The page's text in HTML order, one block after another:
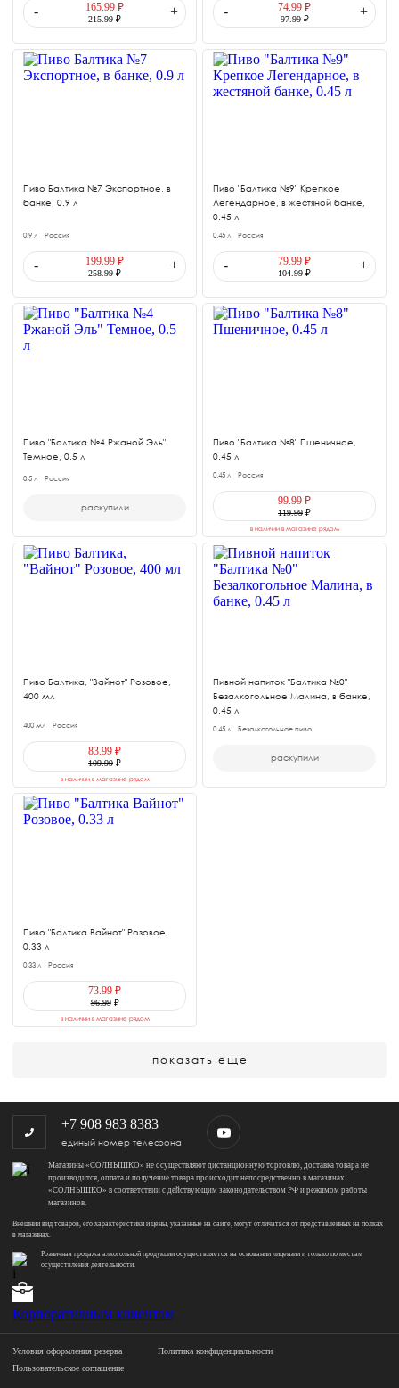
- 165.99 ₽
215.99 ₽
+ - 74.99 ₽
97.99₽
+
Пиво Балтика №7 Экспортное, в
банке, 0.9 л
0.9 л Россия
- 199.99 ₽
258.99 ₽
+
Пиво "Балтика №9" Крепкое
Легендарное, в жестяной банке,
0.45 л
0.45 л Россия
- 79.99 ₽
104.99 ₽
+
Пиво "Балтика №4 Ржаной Эль"
Темное, 0.5 л
0.5 л Россия
раскупили
Пиво "Балтика №8" Пшеничное,
0.45 л
0.45 л Россия
99.99 ₽
119.99 ₽
в наличии в магазине рядом
Пиво Балтика, "Вайнот" Розовое,
400 мл
400 мл Россия
83.99 ₽
109.99 ₽
в наличии в магазине рядом
Пивной напиток "Балтика №0"
Безалкогольное Малина, в банке,
0.45 л
0.45 л Безалкогольное пиво
раскупили
Пиво "Балтика Вайнот" Розовое,
0.33 л
0.33 л Россия
73.99 ₽
96.99₽
в наличии в магазине рядом
показать ещё
+7 908 983 8383
единый номер телефона
Магазины «СОЛНЫШКО» не осуществляют дистанционную торговлю, доставка товара не
производится, оплата и получение товара происходит непосредственно в магазинах
«СОЛНЫШКО» в соответствии с действующим законодательством РФ и режимом работы
магазинов.
Внешний вид товаров, его характеристики и цены, указанные на сайте, могут отличаться от представленных на полках
в магазинах.
Розничная продажа алкогольной продукции осуществляется на основании лицензии и только по местам
осуществления деятельности.
Корпоративным клиентам
Условия оформления резерва
Политика конфиденциальности
Пользовательское соглашение